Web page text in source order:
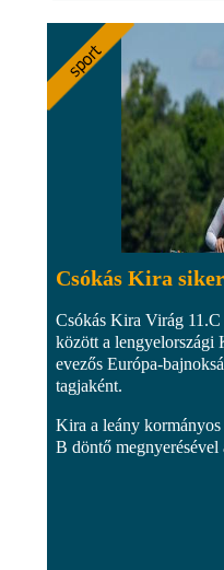
Csókás Kira
Csókás Kira Virág
között a lengyelországi
evezős Európa-
tagjaként.
Kira a leány
B döntő